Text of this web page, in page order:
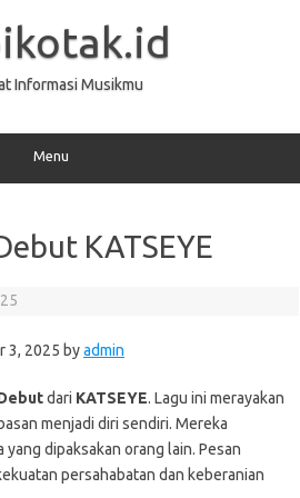
Informasi Musikmu
Menu
KATSEYE
3, 2025 byadmin
dari KATSEYE. Lagu ini merayakan
menjadi diri sendiri. Mereka
dipaksakan orang lain. Pesan
persahabatan dan keberanian